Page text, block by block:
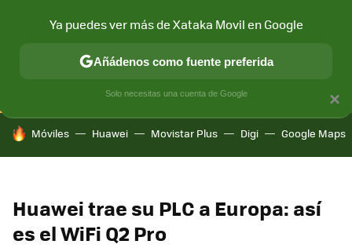
CONECTIVIDAD MÓVIL Y SOCIEDAD APLICACIONES
HOY SE HABLA DE
Móviles Huawei Movistar Plus Digi Google Maps
Huawei trae su PLC a Europa: así
es el WiFi Q2 Pro
×
Ya puedes ver más de Xataka Movil en Google
Añádenos como fuente preferida
Solo necesitas una cuenta de Google